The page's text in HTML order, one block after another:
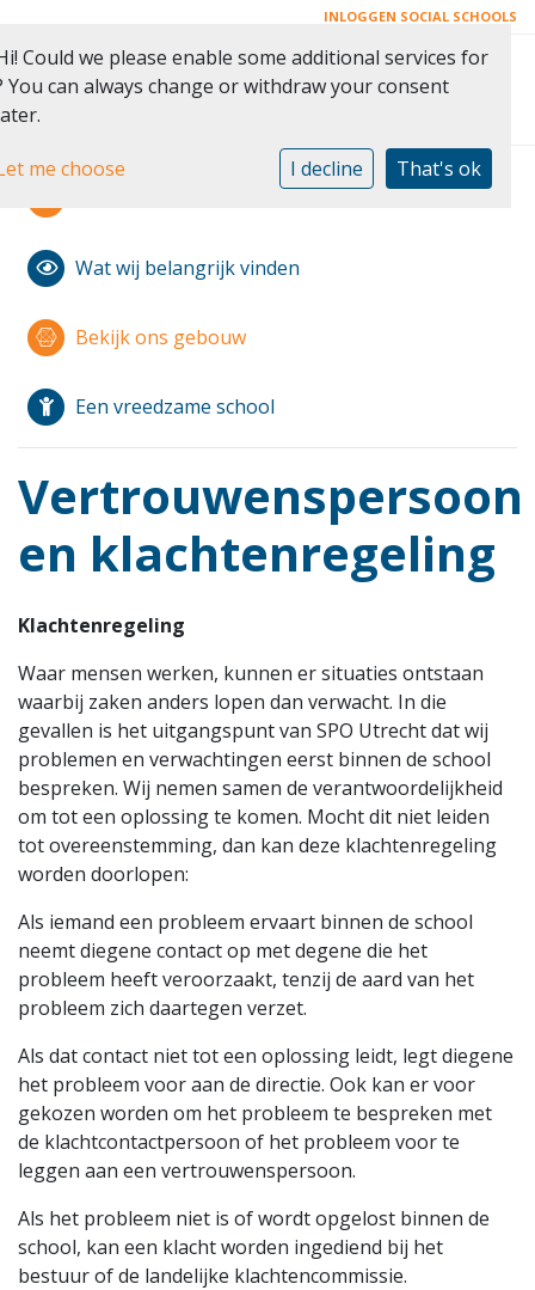
INLOGGEN SOCIAL SCHOOLS
Toggle
Wat wij belangrijk vinden
Bekijk ons gebouw
Een vreedzame school
Vertrouwenspersoon
en klachtenregeling
Klachtenregeling
Waar mensen werken, kunnen er situaties ontstaan
waarbij zaken anders lopen dan verwacht. In die
gevallen is het uitgangspunt van SPO Utrecht dat wij
problemen en verwachtingen eerst binnen de school
bespreken. Wij nemen samen de verantwoordelijkheid
om tot een oplossing te komen. Mocht dit niet leiden
tot overeenstemming, dan kan deze klachtenregeling
worden doorlopen:
Als iemand een probleem ervaart binnen de school
neemt diegene contact op met degene die het
probleem heeft veroorzaakt, tenzij de aard van het
probleem zich daartegen verzet.
Als dat contact niet tot een oplossing leidt, legt diegene
het probleem voor aan de directie. Ook kan er voor
gekozen worden om het probleem te bespreken met
de klachtcontactpersoon of het probleem voor te
leggen aan een vertrouwenspersoon.
Als het probleem niet is of wordt opgelost binnen de
school, kan een klacht worden ingediend bij het
bestuur of de landelijke klachtencommissie.
Could we please enable some additional services for
You can always change or withdraw your consent
me choose I decline That's ok